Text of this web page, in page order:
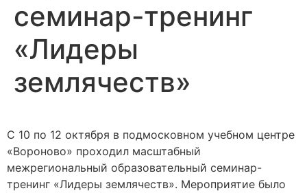
семинар-тренинг
«Лидеры
землячеств»
С 10 по 12 октября в подмосковном учебном центре
«Вороново» проходил масштабный
межрегиональный образовательный семинар-
тренинг «Лидеры землячеств». Мероприятие было